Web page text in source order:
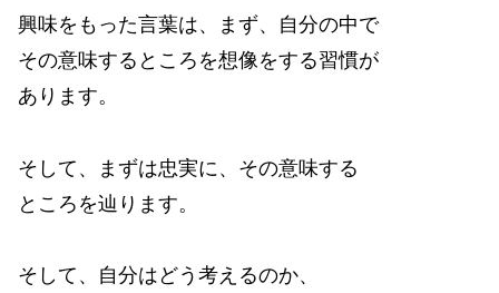
興味をもった言葉は、まず、自分の中で
その意味するところを想像をする習慣が
あります。
そして、まずは忠実に、その意味する
ところを辿ります。
そして、自分はどう考えるのか、